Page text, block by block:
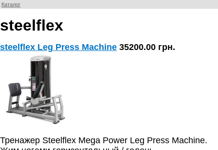
Каталог
steelflex
steelflex Leg Press Machine 35200.00 грн.
Тренажер Steelflex Mega Power Leg Press Machine.